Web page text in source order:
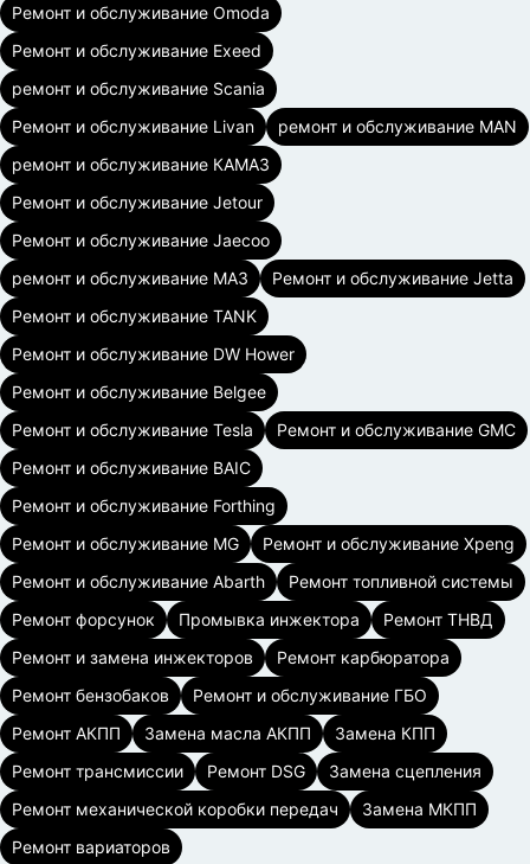
Ремонт и обслуживание Omoda
Ремонт и обслуживание Exeed
ремонт и обслуживание Scania
Ремонт и обслуживание Livan
ремонт и обслуживание MAN
ремонт и обслуживание КАМАЗ
Ремонт и обслуживание Jetour
Ремонт и обслуживание Jaecoo
ремонт и обслуживание МАЗ
Ремонт и обслуживание Jetta
Ремонт и обслуживание TANK
Ремонт и обслуживание DW Hower
Ремонт и обслуживание Belgee
Ремонт и обслуживание Tesla
Ремонт и обслуживание GMC
Ремонт и обслуживание BAIC
Ремонт и обслуживание Forthing
Ремонт и обслуживание MG
Ремонт и обслуживание Xpeng
Ремонт и обслуживание Abarth
Ремонт топливной системы
Ремонт форсунок
Промывка инжектора
Ремонт ТНВД
Ремонт и замена инжекторов
Ремонт карбюратора
Ремонт бензобаков
Ремонт и обслуживание ГБО
Ремонт АКПП
Замена масла АКПП
Замена КПП
Ремонт трансмиссии
Ремонт DSG
Замена сцепления
Ремонт механической коробки передач
Замена МКПП
Ремонт вариаторов